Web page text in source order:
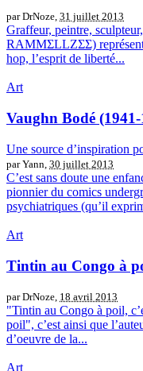
par DrNoze, 31 juillet 2013
Graffeur, peintre,
RAMMΣLLZΣΣ)
hop, l’esprit de liberté...
Art
Vaughn Bodé
Une source d’inspiration
par Yann, 30 juillet 2013
C’est sans doute une
pionnier du comics
psychiatriques (qu’il
Art
Tintin au Congo à
par DrNoze, 18 avril 2013
"Tintin au Congo à poil,
poil", c’est ainsi que
d’oeuvre de la...
Art